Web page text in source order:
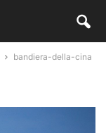
bandiera-della-cina